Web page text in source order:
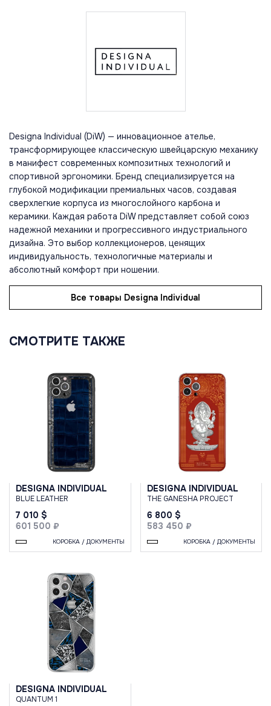
Designa Individual (DiW) — инновационное ателье,
трансформирующее классическую швейцарскую механику
в манифест современных композитных технологий и
спортивной эргономики. Бренд специализируется на
глубокой модификации премиальных часов, создавая
сверхлегкие корпуса из многослойного карбона и
керамики. Каждая работа DiW представляет собой союз
надежной механики и прогрессивного индустриального
дизайна. Это выбор коллекционеров, ценящих
индивидуальность, технологичные материалы и
абсолютный комфорт при ношении.
Все товары Designa Individual
СМОТРИТЕ ТАКЖЕ
DESIGNA INDIVIDUAL
BLUE LEATHER
7 010 $
601 500 ₽
КОРОБКА / ДОКУМЕНТЫ
DESIGNA INDIVIDUAL
THE GANESHA PROJECT
6 800 $
583 450 ₽
КОРОБКА / ДОКУМЕНТЫ
DESIGNA INDIVIDUAL
QUANTUM 1